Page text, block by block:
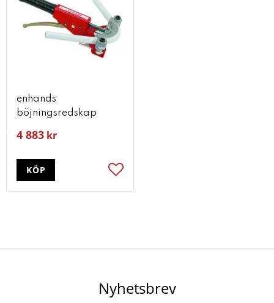
enhands
böjningsredskap
4 883 kr
Lägg till i favoriter
KÖP
Nyhetsbrev